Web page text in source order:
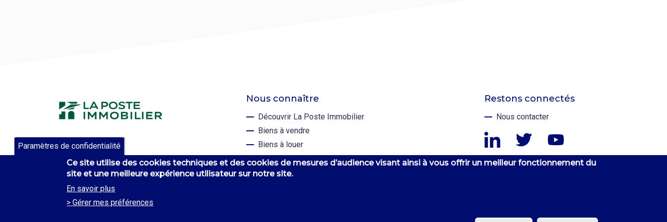
Nous connaître
Découvrir La Poste Immobilier
Biens à vendre
Biens à louer
Restons connectés
Nous contacter
linkedin twitter youtube
Nouvelle annonce ?
Footer
Paramètres de confidentialité
Ce site utilise des cookies techniques et des cookies de mesures d’audience visant ainsi à vous offrir un meilleur fonctionnement du
site et une meilleure expérience utilisateur sur notre site.
En savoir plus
> Gérer mes préférences